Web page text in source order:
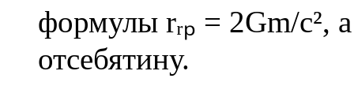
формулы rᵣₚ = 2Gm/c²,
отсебятину.